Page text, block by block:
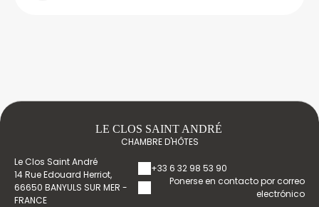
LE CLOS SAINT ANDRÉ
CHAMBRE D'HÔTES
Le Clos Saint André
14 Rue Edouard Herriot,
66650 BANYULS SUR MER -
FRANCE
+33 6 32 98 53 90
Ponerse en contacto por correo
electrónico